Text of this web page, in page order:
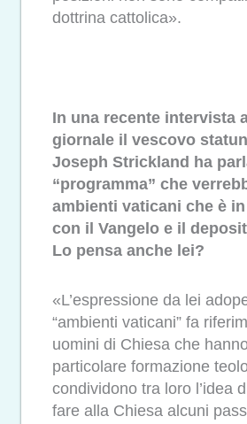
dottrina cattolica».
In una recente intervista
giornale il vescovo
Joseph Strickland ha
“programma” che
ambienti vaticani che è
con il Vangelo e il
Lo pensa anche lei?
«L’espressione da lei
“ambienti vaticani” fa
uomini di Chiesa che
particolare formazione
condividono tra loro l’idea
fare alla Chiesa alcuni